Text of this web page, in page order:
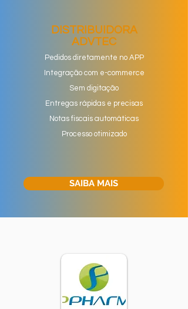
DISTRIBUIDORA
ADVTEC
Pedidos diretamente no APP
Integração com e-commerce
Sem digitação
Entregas rápidas e precisas
Notas fiscais automáticas
Processo otimizado
SAIBA MAIS